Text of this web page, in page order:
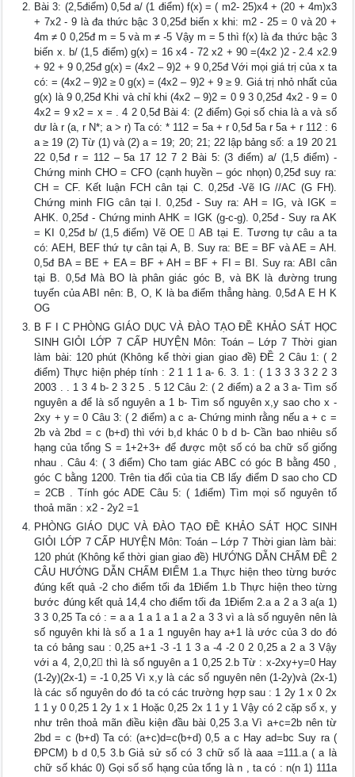
Bài 3: (2,5điểm) 0,5đ a/ (1 điểm) f(x) = ( m2- 25)x4 + (20 + 4m)x3
+ 7x2 - 9 là đa thức bậc 3 0,25đ biến x khi: m2 - 25 = 0 và 20 +
4m ≠ 0 0,25đ m = 5 và m ≠ -5 Vậy m = 5 thì f(x) là đa thức bậc 3
biến x. b/ (1,5 điểm) g(x) = 16 x4 - 72 x2 + 90 =(4x2 )2 - 2.4 x2.9
+ 92 + 9 0,25đ g(x) = (4x2 – 9)2 + 9 0,25đ Với mọi giá trị của x ta
có: = (4x2 – 9)2 ≥ 0 g(x) = (4x2 – 9)2 + 9 ≥ 9. Giá trị nhỏ nhất của
g(x) là 9 0,25đ Khi và chỉ khi (4x2 – 9)2 = 0 9 3 0,25đ 4x2 - 9 = 0
4x2 = 9 x2 = x = . 4 2 0,5đ Bài 4: (2 điểm) Gọi số chia là a và số
dư là r (a, r N*; a > r) Ta có: * 112 = 5a + r 0,5đ 5a r 5a + r 112 : 6
a ≥ 19 (2) Từ (1) và (2) a = 19; 20; 21; 22 lập bảng số: a 19 20 21
22 0,5đ r = 112 – 5a 17 12 7 2 Bài 5: (3 điểm) a/ (1,5 điểm) -
Chứng minh CHO = CFO (cạnh huyền – góc nhọn) 0,25đ suy ra:
CH = CF. Kết luận FCH cân tại C. 0,25đ -Vẽ IG //AC (G FH).
Chứng minh FIG cân tại I. 0,25đ - Suy ra: AH = IG, và IGK =
AHK. 0,25đ - Chứng minh AHK = IGK (g-c-g). 0,25đ - Suy ra AK
= KI 0,25đ b/ (1,5 điểm) Vẽ OE  AB tại E. Tương tự câu a ta
có: AEH, BEF thứ tự cân tại A, B. Suy ra: BE = BF và AE = AH.
0,5đ BA = BE + EA = BF + AH = BF + FI = BI. Suy ra: ABI cân
tại B. 0,5đ Mà BO là phân giác góc B, và BK là đường trung
tuyến của ABI nên: B, O, K là ba điểm thẳng hàng. 0,5đ A E H K
OG
B F I C PHÒNG GIÁO DỤC VÀ ĐÀO TẠO ĐỀ KHẢO SÁT HỌC
SINH GIỎI LỚP 7 CẤP HUYỆN Môn: Toán – Lớp 7 Thời gian
làm bài: 120 phút (Không kể thời gian giao đề) ĐỀ 2 Câu 1: ( 2
điểm) Thực hiện phép tính : 2 1 1 1 a- 6. 3. 1 : ( 1 3 3 3 3 2 2 3
2003 . . 1 3 4 b- 2 3 2 5 . 5 12 Câu 2: ( 2 điểm) a 2 a 3 a- Tìm số
nguyên a để là số nguyên a 1 b- Tìm số nguyên x,y sao cho x -
2xy + y = 0 Câu 3: ( 2 điểm) a c a- Chứng minh rằng nếu a + c =
2b và 2bd = c (b+d) thì với b,d khác 0 b d b- Cần bao nhiêu số
hạng của tổng S = 1+2+3+ để được một số có ba chữ số giống
nhau . Câu 4: ( 3 điểm) Cho tam giác ABC có góc B bằng 450 ,
góc C bằng 1200. Trên tia đối của tia CB lấy điểm D sao cho CD
= 2CB . Tính góc ADE Câu 5: ( 1điểm) Tìm mọi số nguyên tố
thoả mãn : x2 - 2y2 =1
PHÒNG GIÁO DỤC VÀ ĐÀO TẠO ĐỀ KHẢO SÁT HỌC SINH
GIỎI LỚP 7 CẤP HUYỆN Môn: Toán – Lớp 7 Thời gian làm bài:
120 phút (Không kể thời gian giao đề) HƯỚNG DẪN CHẤM ĐỀ 2
CÂU HƯỚNG DẪN CHẤM ĐIỂM 1.a Thực hiện theo từng bước
đúng kết quả -2 cho điểm tối đa 1Điểm 1.b Thực hiện theo từng
bước đúng kết quả 14,4 cho điểm tối đa 1Điểm 2.a a 2 a 3 a(a 1)
3 3 0,25 Ta có : = a a 1 a 1 a 1 a 2 a 3 3 vì a là số nguyên nên là
số nguyên khi là số a 1 a 1 nguyên hay a+1 là ước của 3 do đó
ta có bảng sau : 0,25 a+1 -3 -1 1 3 a -4 -2 0 2 0,25 a 2 a 3 Vậy
với a 4, 2,0,2 thì là số nguyên a 1 0,25 2.b Từ : x-2xy+y=0 Hay
(1-2y)(2x-1) = -1 0,25 Vì x,y là các số nguyên nên (1-2y)và (2x-1)
là các số nguyên do đó ta có các trường hợp sau : 1 2y 1 x 0 2x
1 1 y 0 0,25 1 2y 1 x 1 Hoặc 0,25 2x 1 1 y 1 Vậy có 2 cặp số x, y
như trên thoả mãn điều kiện đầu bài 0,25 3.a Vì a+c=2b nên từ
2bd = c (b+d) Ta có: (a+c)d=c(b+d) 0,5 a c Hay ad=bc Suy ra (
ĐPCM) b d 0,5 3.b Giả sử số có 3 chữ số là aaa =111.a ( a là
chữ số khác 0) Gọi số số hạng của tổng là n , ta có : n(n 1) 111a